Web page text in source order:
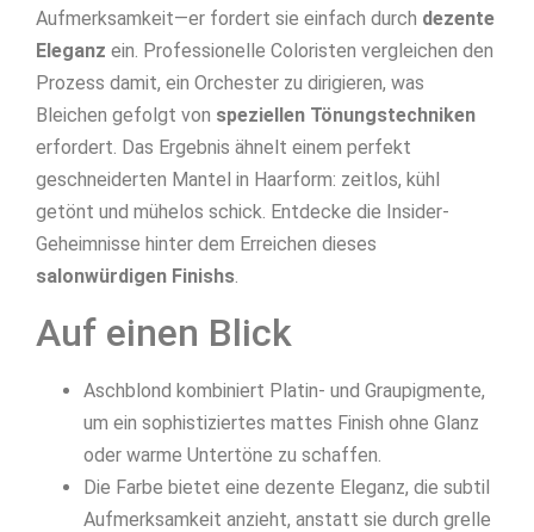
Aufmerksamkeit—er fordert sie einfach durch dezente
Eleganz ein. Professionelle Coloristen vergleichen den
Prozess damit, ein Orchester zu dirigieren, was
Bleichen gefolgt von speziellen Tönungstechniken
erfordert. Das Ergebnis ähnelt einem perfekt
geschneiderten Mantel in Haarform: zeitlos, kühl
getönt und mühelos schick. Entdecke die Insider-
Geheimnisse hinter dem Erreichen dieses
salonwürdigen Finishs.
Auf einen Blick
Aschblond kombiniert Platin- und Graupigmente,
um ein sophistiziertes mattes Finish ohne Glanz
oder warme Untertöne zu schaffen.
Die Farbe bietet eine dezente Eleganz, die subtil
Aufmerksamkeit anzieht, anstatt sie durch grelle